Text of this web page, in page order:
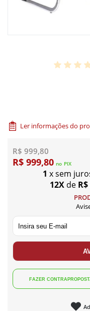
Ler informações do
R$ 999,80
R$ 999,80 no PIX
1 x sem
12X de